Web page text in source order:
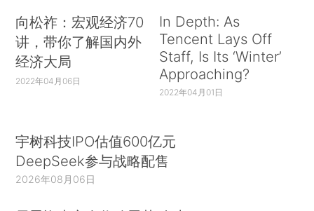
向松祚：宏观经济70
讲，带你了解国内外
经济大局
2022年04月06日
In Depth: As
Tencent Lays Off
Staff, Is Its ‘Winter’
Approaching?
2022年04月01日
宇树科技IPO估值600亿元
DeepSeek参与战略配售
2026年08月06日